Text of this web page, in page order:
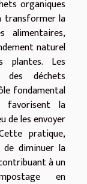
organiques
transformer la
alimentaires,
naturel
plantes. Les
des déchets
fondamental
favorisent la
de les envoyer
pratique,
diminuer la
à un
en